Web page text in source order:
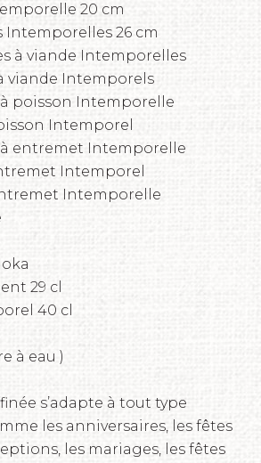
20 cm
Intemporelles 26 cm
à viande Intemporelles
viande Intemporels
poisson Intemporelle
Intemporel
entremet Intemporelle
Intemporel
Intemporelle
29 cl
40 cl
à eau )
s’adapte à tout type
les anniversaires, les fêtes
les mariages, les fêtes